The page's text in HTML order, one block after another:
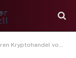
Kryptohandel voran